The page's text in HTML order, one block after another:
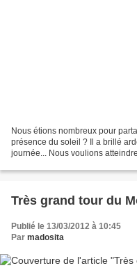
Nous étions nombreux pour
présence du soleil ? Il a brillé
journée... Nous voulions
Très grand tour du
Publié le 13/03/2012 à 10:45
Par madosita